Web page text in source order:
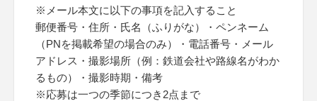
※メール本文に以下の事項を記入すること
郵便番号・住所・氏名（ふりがな）・ペンネーム
（PNを掲載希望の場合のみ）・電話番号・メール
アドレス・撮影場所（例：鉄道会社や路線名がわか
るもの）・撮影時期・備考
※応募は一つの季節につき2点まで